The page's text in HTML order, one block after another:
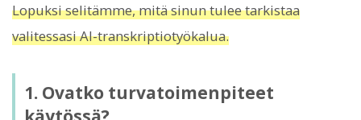
Lopuksi selitämme, mitä sinun tulee tarkistaa
valitessasi AI-transkriptiotyökalua.
1. Ovatko turvatoimenpiteet